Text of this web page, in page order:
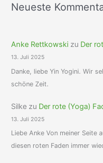
Neueste
Anke Rettkowski zu Der
13. Juli 2025
Danke, liebe Yin Yogini. Wir
schöne Zeit.
Silke zu Der rote (Yoga)
13. Juli 2025
Liebe Anke Von meiner Seite
diesen roten Faden immer